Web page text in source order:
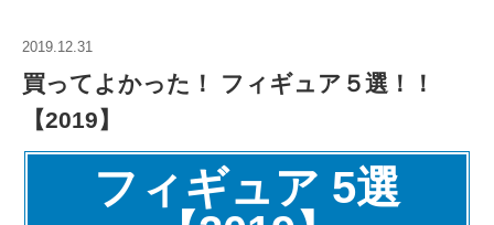
2019.12.31
買ってよかった！ フィギュア５選！！
【2019】
フィギュア 5選